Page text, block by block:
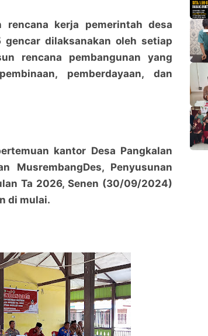
rencana kerja pemerintah desa
dilaksanakan oleh setiap
rencana pembangunan yang
pemberdayaan, dan
kantor Desa Pangkalan
MusrembangDes, Penyusunan
Ta 2026, Senen (30/09/2024)
di mulai.